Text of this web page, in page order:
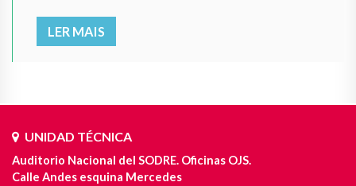
LER MAIS
UNIDAD TÉCNICA
Auditorio Nacional del SODRE. Oficinas OJS.
Calle Andes esquina Mercedes